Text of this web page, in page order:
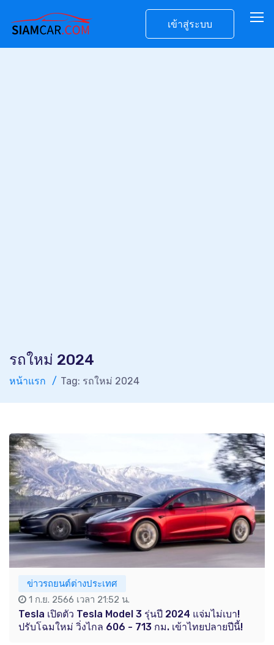
เข้าสู่ระบบ
รถใหม่ 2024
หน้าแรก Tag: รถใหม่ 2024
ข่าวรถยนต์ต่างประเทศ
1 ก.ย. 2566 เวลา 21:52 น.
Tesla เปิดตัว Tesla Model 3 รุ่นปี 2024 แจ่มไม่เบา!
ปรับโฉมใหม่ วิ่งไกล 606 - 713 กม. เข้าไทยปลายปีนี้!